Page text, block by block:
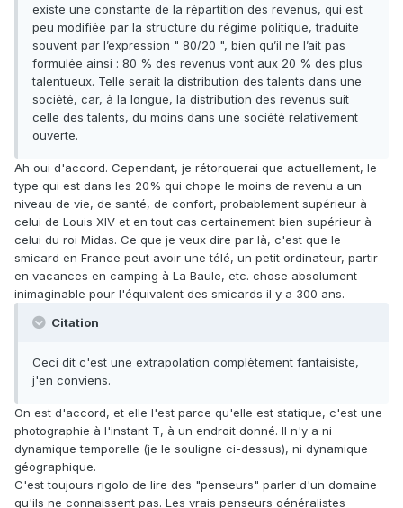
existe une constante de la répartition des revenus, qui est
peu modifiée par la structure du régime politique, traduite
souvent par l’expression " 80/20 ", bien qu’il ne l’ait pas
formulée ainsi : 80 % des revenus vont aux 20 % des plus
talentueux. Telle serait la distribution des talents dans une
société, car, à la longue, la distribution des revenus suit
celle des talents, du moins dans une société relativement
ouverte.
Ah oui d'accord. Cependant, je rétorquerai que actuellement, le
type qui est dans les 20% qui chope le moins de revenu a un
niveau de vie, de santé, de confort, probablement supérieur à
celui de Louis XIV et en tout cas certainement bien supérieur à
celui du roi Midas. Ce que je veux dire par là, c'est que le
smicard en France peut avoir une télé, un petit ordinateur, partir
en vacances en camping à La Baule, etc. chose absolument
inimaginable pour l'équivalent des smicards il y a 300 ans.
Citation
Ceci dit c'est une extrapolation complètement fantaisiste,
j'en conviens.
On est d'accord, et elle l'est parce qu'elle est statique, c'est une
photographie à l'instant T, à un endroit donné. Il n'y a ni
dynamique temporelle (je le souligne ci-dessus), ni dynamique
géographique.
C'est toujours rigolo de lire des "penseurs" parler d'un domaine
qu'ils ne connaissent pas. Les vrais penseurs généralistes